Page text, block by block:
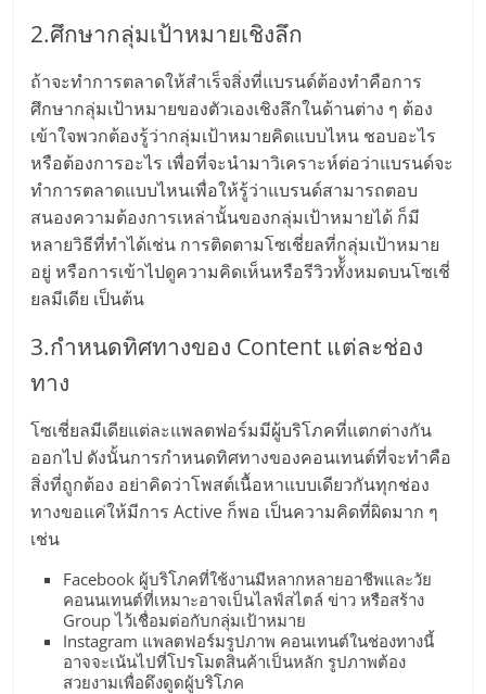
และ
สา
ขา
แฟ
รน
ไชส์,
ศูนย์
รวม
แฟ
รน
พร้อม
ทำเล
เปิด
ร้าน
ปรึกษา
ฟรี,
บริการ
ระบบ
2.ศึกษากลุ่มเป้าหมายเชิงลึก
ถ้าจะทำการตลาดให้สำเร็จสิ่งที่แบรนด์ต้องทำคือการ
ศึกษากลุ่มเป้าหมายของตัวเองเชิงลึกในด้านต่าง ๆ ต้อง
เข้าใจพวกต้องรู้ว่ากลุ่มเป้าหมายคิดแบบไหน ชอบอะไร
หรือต้องการอะไร เพื่อที่จะนำมาวิเคราะห์ต่อว่าแบรนด์จะ
ทำการตลาดแบบไหนเพื่อให้รู้ว่าแบรนด์สามารถตอบ
สนองความต้องการเหล่านั้นของกลุ่มเป้าหมายได้ ก็มี
หลายวิธีที่ทำได้เช่น การติดตามโซเชี่ยลที่กลุ่มเป้าหมาย
อยู่ หรือการเข้าไปดูความคิดเห็นหรือรีวิวทั้ังหมดบนโซเชี่
ยลมีเดีย เป็นต้น
3.กำหนดทิศทางของ Content แต่ละช่อง
ทาง
โซเชี่ยลมีเดียแต่ละแพลตฟอร์มมีผู้บริโภคที่แตกต่างกัน
ออกไป ดังนั้นการกำหนดทิศทางของคอนเทนต์ที่จะทำคือ
สิ่งที่ถูกต้อง อย่าคิดว่าโพสต์เนื้อหาแบบเดียวกันทุกช่อง
ทางขอแค่ให้มีการ Active ก็พอ เป็นความคิดที่ผิดมาก ๆ
เช่น
Facebook ผู้บริโภคที่ใช้งานมีหลากหลายอาชีพและวัย
คอนนเทนต์ที่เหมาะอาจเป็นไลฟ์สไตล์ ข่าว หรือสร้าง
Group ไว้เชื่อมต่อกับกลุ่มเป้าหมาย
Instagram แพลตฟอร์มรูปภาพ คอนเทนต์ในช่องทางนี้
อาจจะเน้นไปที่โปรโมตสินค้าเป็นหลัก รูปภาพต้อง
สวยงามเพื่อดึงดูดผู้บริโภค